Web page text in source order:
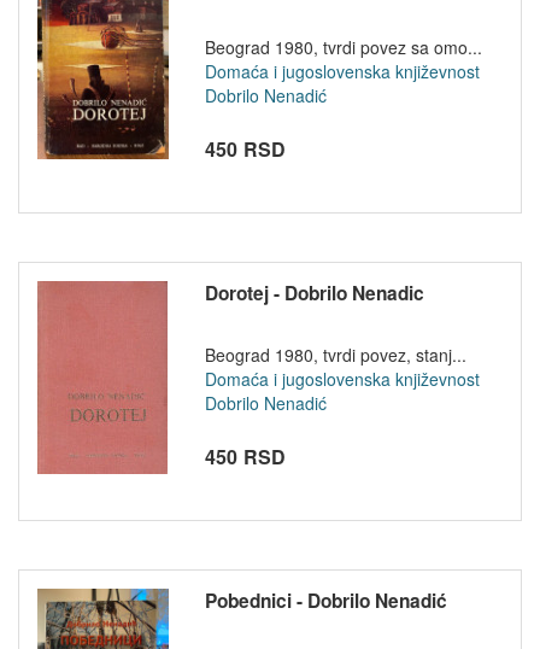
Beograd 1980, tvrdi povez sa omo...
Domaća i jugoslovenska književnost
Dobrilo Nenadić
450 RSD
Dorotej - Dobrilo Nenadic
Beograd 1980, tvrdi povez, stanj...
Domaća i jugoslovenska književnost
Dobrilo Nenadić
450 RSD
Pobednici - Dobrilo Nenadić